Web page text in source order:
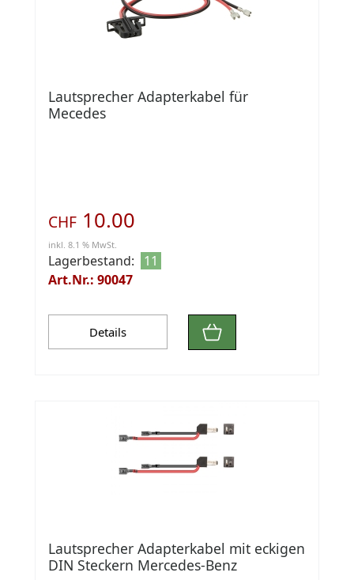
Lautsprecher Adapterkabel für
Mecedes
CHF 10.00
inkl. 8.1 % MwSt.
Lagerbestand:
11
Art.Nr.: 90047
Details
Lautsprecher Adapterkabel mit eckigen
DIN Steckern Mercedes-Benz